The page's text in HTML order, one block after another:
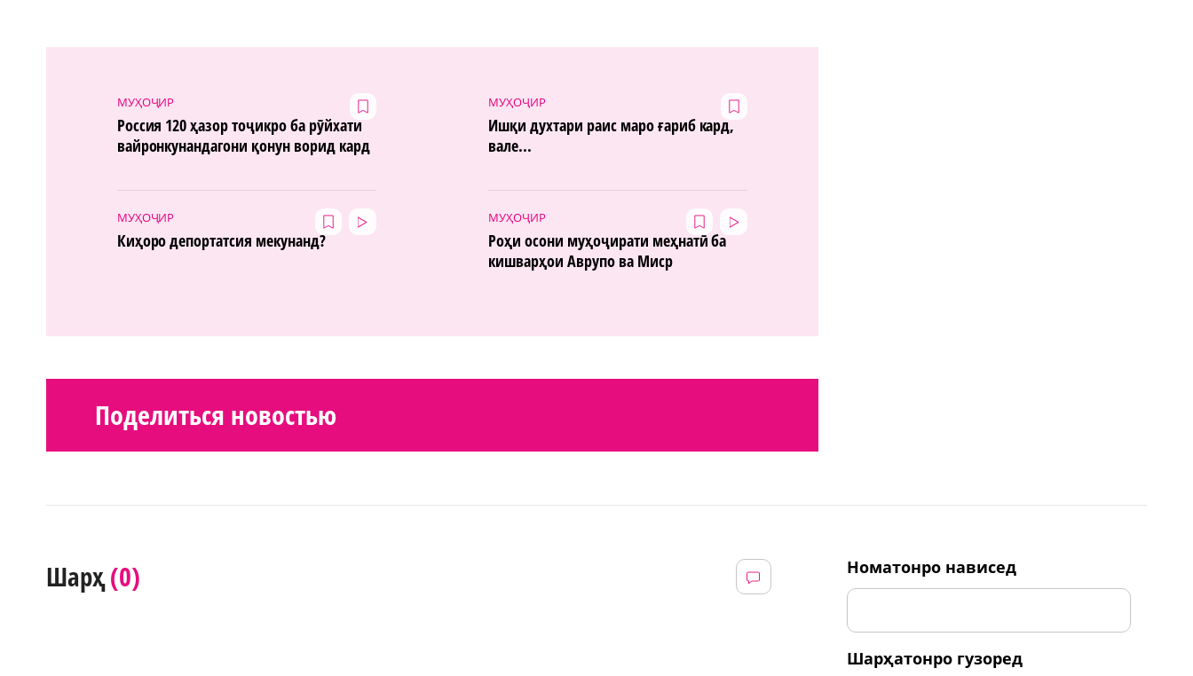
МУҲОҶИР
Россия 120 ҳазор тоҷикро ба рӯйхати
вайронкунандагони қонун ворид кард
МУҲОҶИР
Ишқи духтари раис маро ғариб кард,
вале...
МУҲОҶИР
Киҳоро депортатсия мекунанд?
МУҲОҶИР
Роҳи осони муҳоҷирати меҳнатӣ ба
кишварҳои Аврупо ва Миср
Поделиться новостью
Шарҳ(0) номатонро нависед
шарҳатонро гузоред